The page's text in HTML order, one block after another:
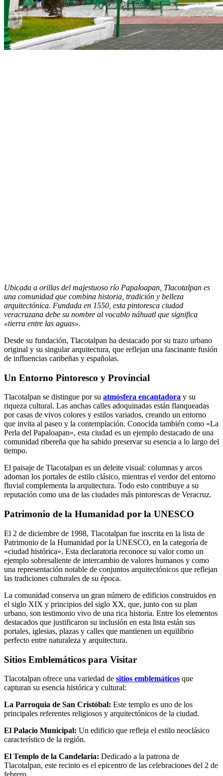
Ubicada a orillas del majestuoso río Papaloapan, Tlacotalpan es
una comunidad que combina historia, tradición y belleza
arquitectónica. Fundada en 1550, esta pintoresca ciudad
veracruzana debe su nombre al vocablo náhuatl que significa
«tierra entre las aguas».
Desde su fundación, Tlacotalpan ha destacado por su trazo urbano
original y su singular arquitectura, que reflejan una fascinante fusión
de influencias caribeñas y españolas.
Un Entorno Pintoresco y Provincial
Tlacotalpan se distingue por su atmósfera encantadora y su
riqueza cultural. Las anchas calles adoquinadas están flanqueadas
por casas de vivos colores y estilos variados, creando un entorno
que invita al paseo y la contemplación. Conocida también como «La
Perla del Papaloapan», esta ciudad es un ejemplo destacado de una
comunidad ribereña que ha sabido preservar su esencia a lo largo del
tiempo.
El paisaje de Tlacotalpan es un deleite visual: columnas y arcos
adornan los portales de estilo clásico, mientras el verdor del entorno
fluvial complementa la arquitectura. Todo esto contribuye a su
reputación como una de las ciudades más pintorescas de Veracruz.
Patrimonio de la Humanidad por la UNESCO
El 2 de diciembre de 1998, Tlacotalpan fue inscrita en la lista de
Patrimonio de la Humanidad por la UNESCO, en la categoría de
«ciudad histórica». Esta declaratoria reconoce su valor como un
ejemplo sobresaliente de intercambio de valores humanos y como
una representación notable de conjuntos arquitectónicos que reflejan
las tradiciones culturales de su época.
La comunidad conserva un gran número de edificios construidos en
el siglo XIX y principios del siglo XX, que, junto con su plan
urbano, son testimonio vivo de una rica historia. Entre los elementos
destacados que justificaron su inclusión en esta lista están sus
portales, iglesias, plazas y calles que mantienen un equilibrio
perfecto entre naturaleza y arquitectura.
Sitios Emblemáticos para Visitar
Tlacotalpan ofrece una variedad de sitios emblemáticos que
capturan su esencia histórica y cultural:
La Parroquia de San Cristóbal: Este templo es uno de los
principales referentes religiosos y arquitectónicos de la ciudad.
El Palacio Municipal: Un edificio que refleja el estilo neoclásico
característico de la región.
El Templo de la Candelaria: Dedicado a la patrona de
Tlacotalpan, este recinto es el epicentro de las celebraciones del 2 de